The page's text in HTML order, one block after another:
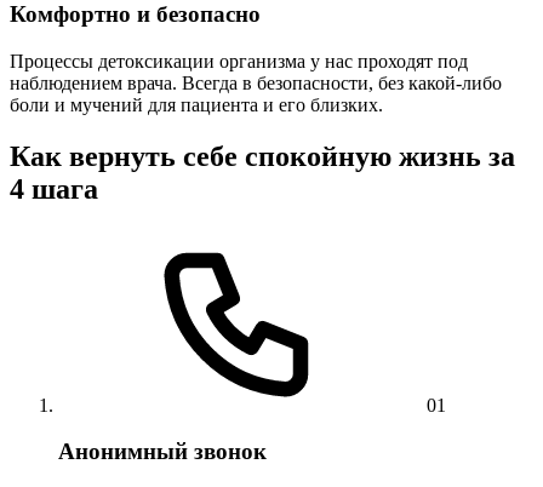
Комфортно и безопасно
Процессы детоксикации организма у нас проходят под
наблюдением врача. Всегда в безопасности, без какой-либо
боли и мучений для пациента и его близких.
Как вернуть себе спокойную жизнь за
4 шага
01
Анонимный звонок